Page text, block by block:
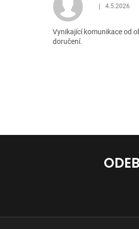
Hodnocení
| 4.5.2026
Vynikající komunikace od
doručení.